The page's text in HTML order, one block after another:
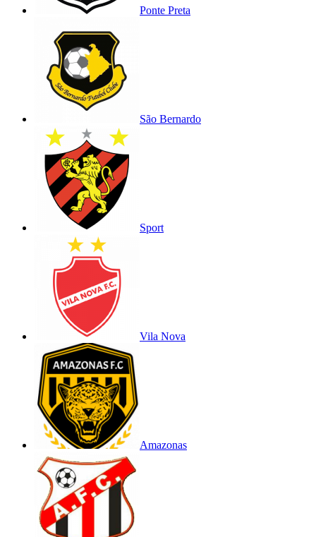
Ponte Preta
São Bernardo
Sport
Vila Nova
Amazonas